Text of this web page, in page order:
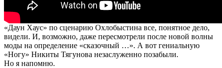
«Даун Хаус» по сценарию Охлобыстина все, понятное дело,
видели. И, возможно, даже пересмотрели после новой волны
моды на определение «сказочный …». А вот гениальную
«Ногу» Никиты Тягунова незаслуженно позабыли.
Но я напомню.